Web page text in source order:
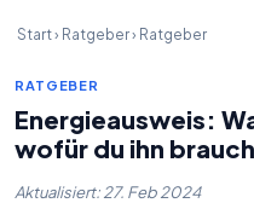
Start› Ratgeber› Ratgeber
RATGEBER
Energieausweis:
wofür du ihn
Aktualisiert: 27. Feb 2024